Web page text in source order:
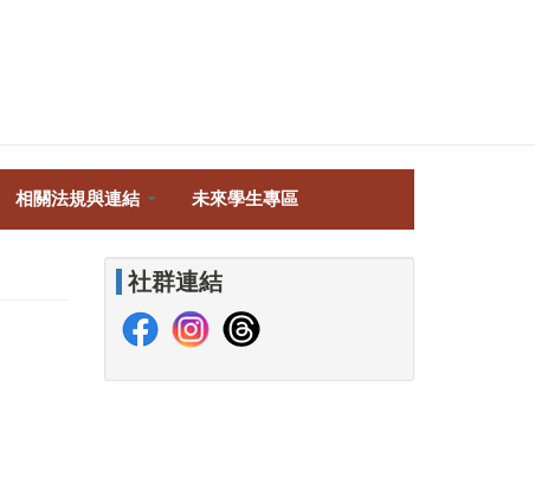
相關法規與連結 未來學生專區
社群連結